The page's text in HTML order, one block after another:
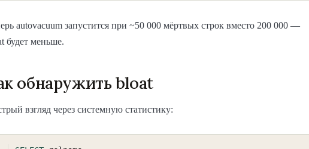
autovacuum запустится при ~50 000 мёртвых строк вместо 200 000 —
будет меньше.
обнаружить bloat
взгляд через системную статистику: